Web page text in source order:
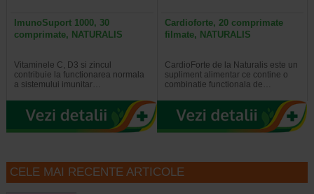
ImunoSuport 1000, 30
comprimate, NATURALIS
Vitaminele C, D3 si zincul
contribuie la functionarea normala
a sistemului imunitar…
Cardioforte, 20 comprimate
filmate, NATURALIS
CardioForte de la Naturalis este un
supliment alimentar ce contine o
combinatie functionala de…
CELE MAI RECENTE ARTICOLE